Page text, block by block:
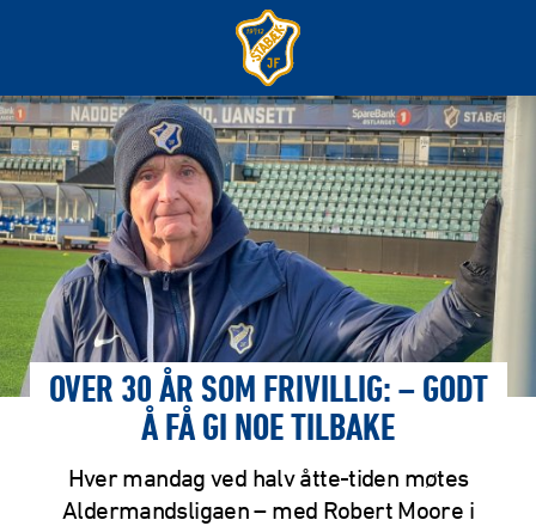
OVER 30 ÅR SOM FRIVILLIG: – GODT
Å FÅ GI NOE TILBAKE
Hver mandag ved halv åtte-tiden møtes
Aldermandsligaen – med Robert Moore i